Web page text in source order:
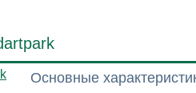
Основные